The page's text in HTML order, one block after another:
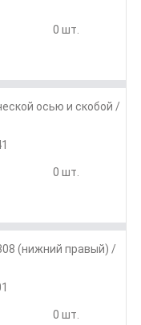
0 шт.
осью и скобой /
0 шт.
(нижний правый) /
0 шт.